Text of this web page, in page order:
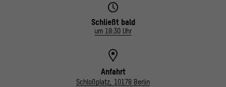
Schließt bald
um 18:30 Uhr
Anfahrt
Schloßplatz, 10178 Berlin